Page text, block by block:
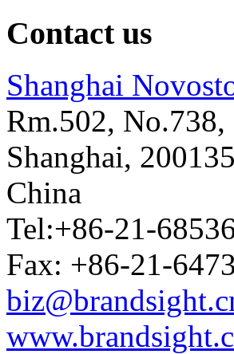
Contact us
Shanghai
Rm.502,
Shanghai, 200135
China
Tel:+86-21-
Fax: +86-21-